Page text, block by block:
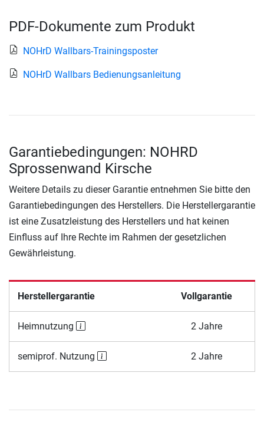
PDF-Dokumente zum Produkt
NOHrD Wallbars-Trainingsposter
NOHrD Wallbars Bedienungsanleitung
Garantiebedingungen: NOHRD
Sprossenwand Kirsche
Weitere Details zu dieser Garantie entnehmen Sie bitte den
Garantiebedingungen des Herstellers. Die Herstellergarantie
ist eine Zusatzleistung des Herstellers und hat keinen
Einfluss auf Ihre Rechte im Rahmen der gesetzlichen
Gewährleistung.
Herstellergarantie Vollgarantie
Heimnutzung 2 Jahre
semiprof. Nutzung 2 Jahre